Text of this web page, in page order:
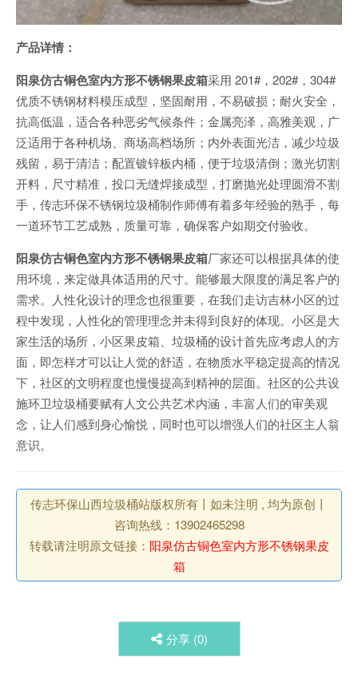
产品详情：
阳泉仿古铜色室内方形不锈钢果皮箱采用 201#，202#，304#
优质不锈钢材料模压成型，坚固耐用，不易破损；耐火安全，
抗高低温，适合各种恶劣气候条件；金属亮泽，高雅美观，广
泛适用于各种机场、商场高档场所；内外表面光洁，减少垃圾
残留，易于清洁；配置镀锌板内桶，便于垃圾清倒；激光切割
开料，尺寸精准，投口无缝焊接成型，打磨抛光处理圆滑不割
手，传志环保不锈钢垃圾桶制作师傅有着多年经验的熟手，每
一道环节工艺成熟，质量可靠，确保客户如期交付验收。
阳泉仿古铜色室内方形不锈钢果皮箱厂家还可以根据具体的使
用环境，来定做具体适用的尺寸。能够最大限度的满足客户的
需求。人性化设计的理念也很重要，在我们走访吉林小区的过
程中发现，人性化的管理理念并未得到良好的体现。小区是大
家生活的场所，小区果皮箱、垃圾桶的设计首先应考虑人的方
面，即怎样才可以让人觉的舒适，在物质水平稳定提高的情况
下，社区的文明程度也慢慢提高到精神的层面。社区的公共设
施环卫垃圾桶要赋有人文公共艺术内涵，丰富人们的审美观
念，让人们感到身心愉悦，同时也可以增强人们的社区主人翁
意识。
传志环保山西垃圾桶站版权所有丨如未注明 , 均为原创丨
咨询热线：13902465298
转载请注明原文链接： 阳泉仿古铜色室内方形不锈钢果皮
箱
分享 (0)